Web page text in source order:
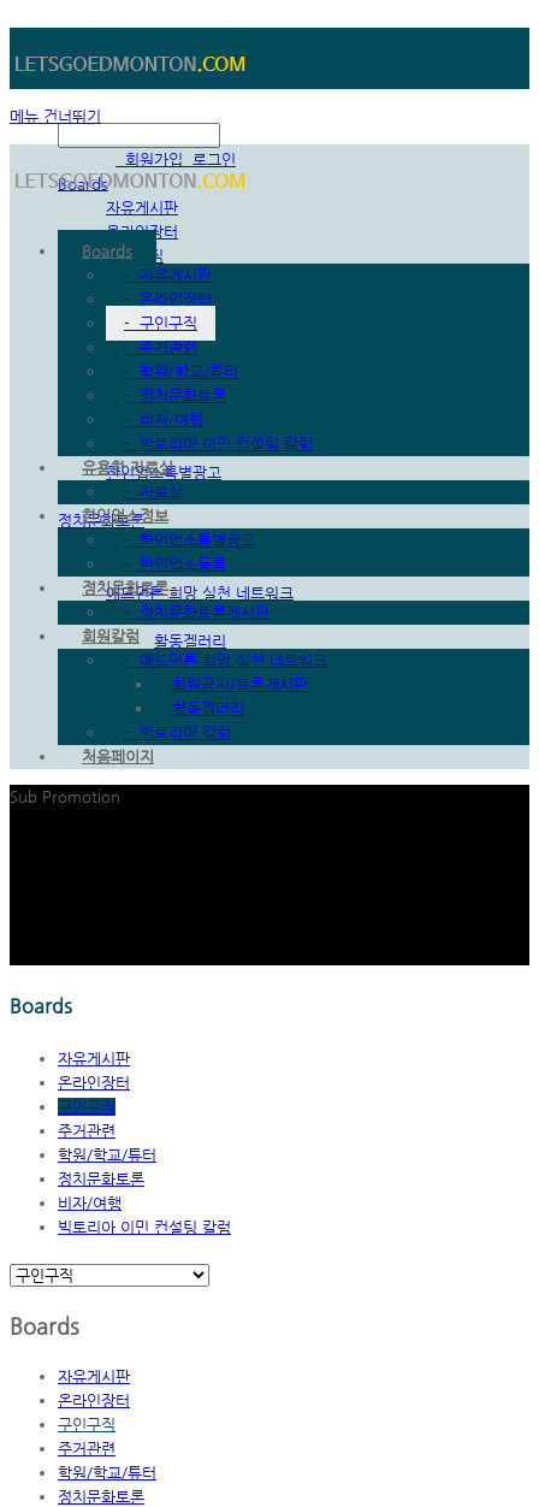
회원가입 로그인
Boards
자유게시판
온라인장터
구인구직
주거관련
학원/학교/튜터
정치문화토론
비자/여행
빅토리아 이민 컨설팅 칼럼
유용한 자료실
자료실
한인업소정보
한인업소특별광고
한인업소등록
정치문화토론
정치문화토론게시판
회원칼럼
애드먼튼 희망 실천 네트워크
회원공지/토론게시판
활동겔러리
빅토리아 칼럼
메뉴 건너뛰기
Boards
- 자유게시판
- 온라인장터
- 구인구직
- 주거관련
- 학원/학교/튜터
-
정치문화토론
-
비자/여행
-
빅토리아 이민 컨설팅 칼럼
유용한 자료실
- 자료실
한인업소정보
- 한인업소특별광고
- 한인업소등록
정치문화토론
-
정치문화토론게시판
회원칼럼
- 애드먼튼 희망 실천 네트워크
회원공지/토론게시판
활동겔러리
-
빅토리아 칼럼
처음페이지
Sub Promotion
Boards
자유게시판
온라인장터
구인구직
주거관련
학원/학교/튜터
정치문화토론
비자/여행
빅토리아 이민 컨설팅 칼럼
Boards
자유게시판
온라인장터
구인구직
주거관련
학원/학교/튜터
정치문화토론